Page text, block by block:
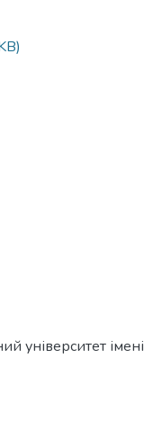
університет імені